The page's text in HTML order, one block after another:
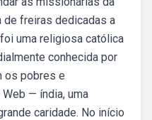
de freiras dedicadas a
uma religiosa católica
conhecida por
os pobres e
— índia, uma
caridade. No início